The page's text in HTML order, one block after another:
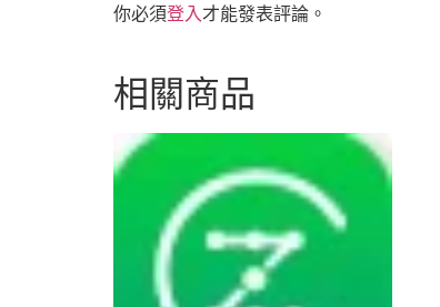
你必須登入才能發表評論。
相關商品